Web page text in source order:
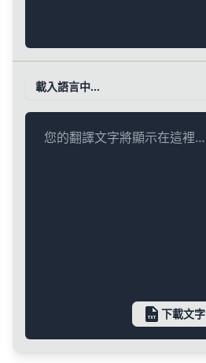
載入語言中…
您的翻譯文字將顯示在這裡…
下載文字